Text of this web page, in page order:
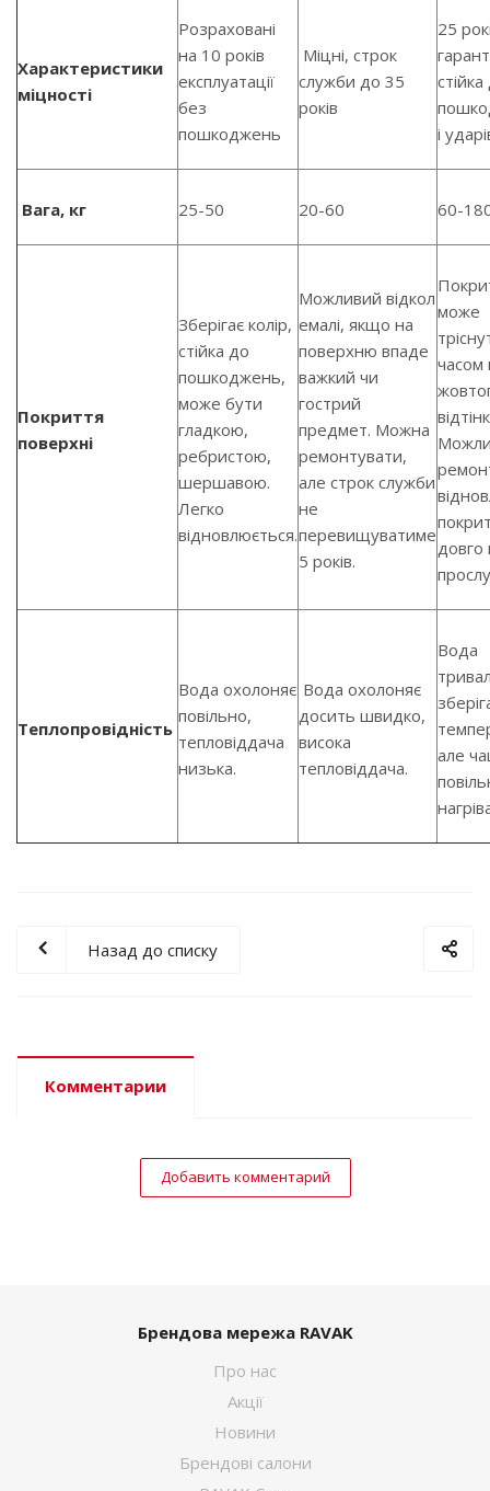
Характеристики
міцності
Розраховані
на 10 років
експлуатації
без
пошкоджень
Міцні, строк
служби до 35
років
25
і
Вага, кг 25-50 20-60 60-
Покриття
поверхні
Зберігає колір,
стійка до
пошкоджень,
може бути
гладкою,
ребристою,
шершавою.
Легко
відновлюється.
Можливий відкол
емалі, якщо на
поверхню впаде
важкий чи
гострий
предмет. Можна
ремонтувати,
але строк служби
не
перевищуватиме
5 років.
може
часом
довго
Теплопровідність
Вода охолоняє
повільно,
тепловіддача
низька.
Вода охолоняє
досить швидко,
висока
тепловіддача.
Вода
але
Назад до списку
Комментарии
Добавить комментарий
Брендова мережа RAVAK
Про нас
Акції
Новини
Брендові салони